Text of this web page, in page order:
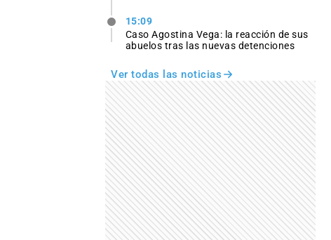
15:09
Caso Agostina Vega: la reacción de sus
abuelos tras las nuevas detenciones
Ver todas las noticias